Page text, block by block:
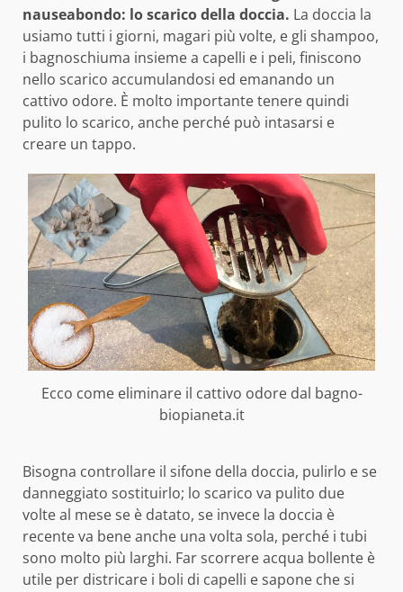
nauseabondo: lo scarico della doccia. La doccia la
usiamo tutti i giorni, magari più volte, e gli shampoo,
i bagnoschiuma insieme a capelli e i peli, finiscono
nello scarico accumulandosi ed emanando un
cattivo odore. È molto importante tenere quindi
pulito lo scarico, anche perché può intasarsi e
creare un tappo.
Ecco come eliminare il cattivo odore dal bagno-
biopianeta.it
Bisogna controllare il sifone della doccia, pulirlo e se
danneggiato sostituirlo; lo scarico va pulito due
volte al mese se è datato, se invece la doccia è
recente va bene anche una volta sola, perché i tubi
sono molto più larghi. Far scorrere acqua bollente è
utile per districare i boli di capelli e sapone che si